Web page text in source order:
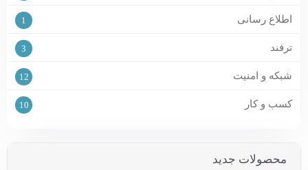
اطلاع رسانی 1
ترفند 3
شبکه و امنیت 12
کسب و کار 10
محصولات جدید